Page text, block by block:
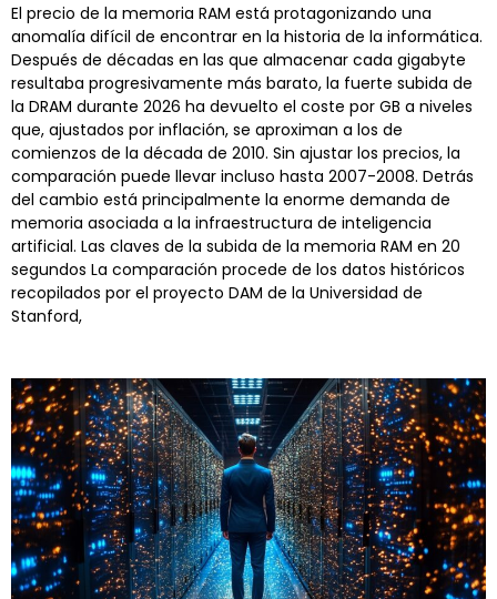
El precio de la memoria RAM está protagonizando una
anomalía difícil de encontrar en la historia de la informática.
Después de décadas en las que almacenar cada gigabyte
resultaba progresivamente más barato, la fuerte subida de
la DRAM durante 2026 ha devuelto el coste por GB a niveles
que, ajustados por inflación, se aproximan a los de
comienzos de la década de 2010. Sin ajustar los precios, la
comparación puede llevar incluso hasta 2007-2008. Detrás
del cambio está principalmente la enorme demanda de
memoria asociada a la infraestructura de inteligencia
artificial. Las claves de la subida de la memoria RAM en 20
segundos La comparación procede de los datos históricos
recopilados por el proyecto DAM de la Universidad de
Stanford,